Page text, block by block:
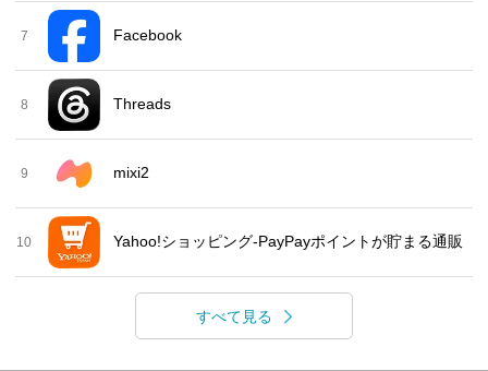
7 Facebook
8 Threads
9 mixi2
10 Yahoo!ショッピング-PayPayポイントが貯まる通販
すべて見る